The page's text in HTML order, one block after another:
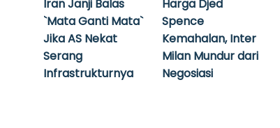
Iran Janji Balas
`Mata Ganti Mata`
Jika AS Nekat
Serang
Infrastrukturnya
Harga Djed
Spence
Kemahalan, Inter
Milan Mundur dari
Negosiasi